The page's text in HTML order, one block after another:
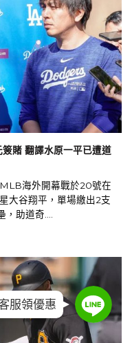
賭 翻譯水原一平已遭道
海外開幕戰於20號在
大谷翔平，單場繳出2支
助道奇....
Line
Line
Line
服領優惠